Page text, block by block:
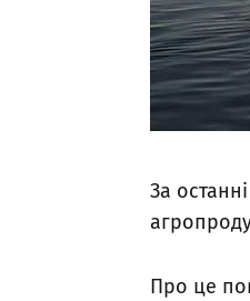
За
Про це